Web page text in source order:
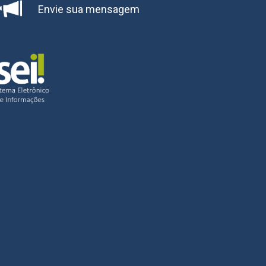
Envie sua mensagem